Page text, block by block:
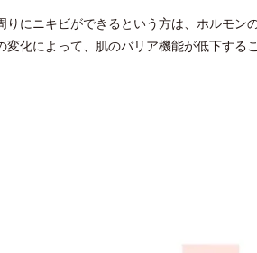
にニキビができるという方は、ホルモン
化によって、肌のバリア機能が低下する